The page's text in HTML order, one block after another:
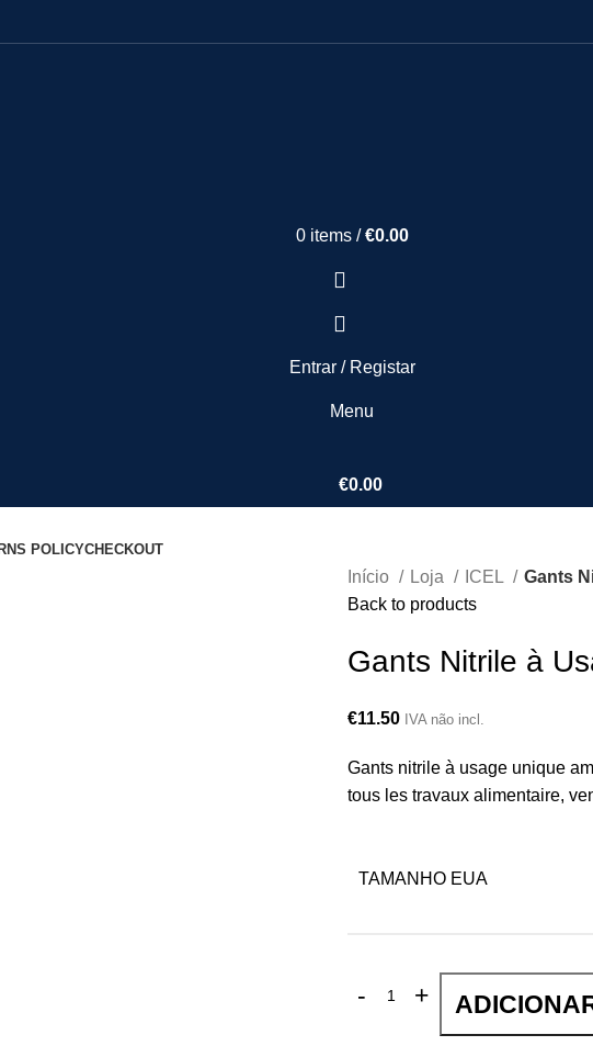
0 items / €0.00
Entrar / Registar
Menu
€0.00
POLICYCHECKOUT
Início Loja ICEL
Gants
Back to products
Gants Nitrile à
€11.50 IVA não incl.
Gants nitrile à usage unique
tous les travaux alimentaire,
TAMANHO EUA